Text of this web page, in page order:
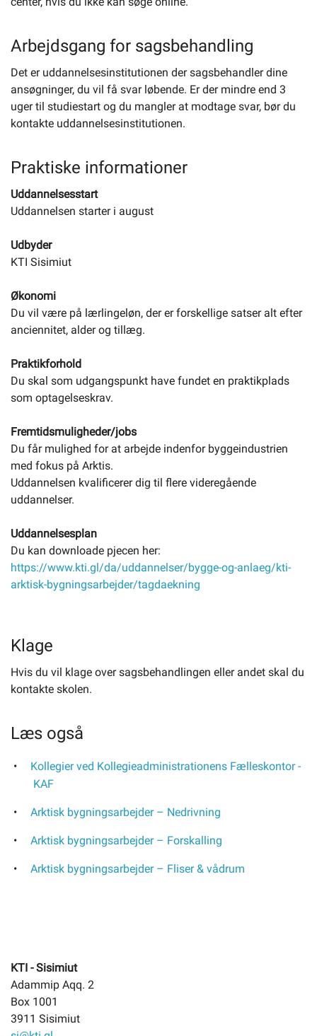
Arbejdsgang for sagsbehandling
Det er uddannelsesinstitutionen der sagsbehandler dine
ansøgninger, du vil få svar løbende. Er der mindre end 3
uger til studiestart og du mangler at modtage svar, bør du
kontakte uddannelsesinstitutionen.
Praktiske informationer
Uddannelsesstart
Uddannelsen starter i august
Udbyder
KTI Sisimiut
Økonomi
Du vil være på lærlingeløn, der er forskellige satser alt efter
anciennitet, alder og tillæg.
Praktikforhold
Du skal som udgangspunkt have fundet en praktikplads
som optagelseskrav.
Fremtidsmuligheder/jobs
Du får mulighed for at arbejde indenfor byggeindustrien
med fokus på Arktis.
Uddannelsen kvalificerer dig til flere videregående
uddannelser.
Uddannelsesplan
Du kan downloade pjecen her:
https://www.kti.gl/da/uddannelser/bygge-og-anlaeg/kti-
arktisk-bygningsarbejder/tagdaekning
Klage
Hvis du vil klage over sagsbehandlingen eller andet skal du
kontakte skolen.
Læs også
Kollegier ved Kollegieadministrationens Fælleskontor -
KAF
Arktisk bygningsarbejder – Nedrivning
Arktisk bygningsarbejder – Forskalling
Arktisk bygningsarbejder – Fliser & vådrum
KTI - Sisimiut
Adammip Aqq. 2
Box 1001
3911 Sisimiut